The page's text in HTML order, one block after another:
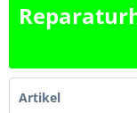
Artikel